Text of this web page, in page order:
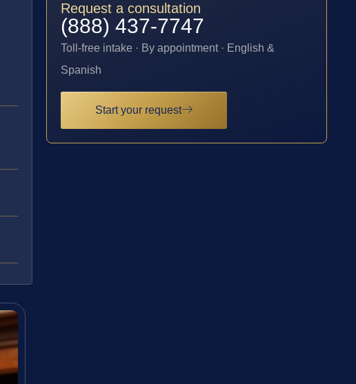
Request a consultation
(888) 437-7747
Toll-free intake · By appointment · English &
Spanish
Start your request